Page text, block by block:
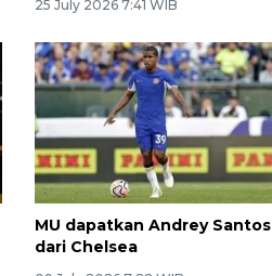
25 July 2026 7:41 WIB
MU dapatkan Andrey Santos
dari Chelsea